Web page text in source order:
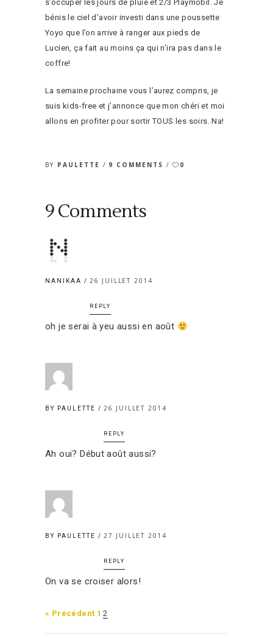
s’occuper les jours de pluie et 2/3 Playmobil. Je
bénis le ciel d’avoir investi dans une poussette
Yoyo que l’on arrive à ranger aux pieds de
Lucien, ça fait au moins ça qui n’ira pas dans le
coffre!
La semaine prochaine vous l’aurez compris, je
suis kids-free et j’annonce que mon chéri et moi
allons en profiter pour sortir TOUS les soirs. Na!
BY PAULETTE 9 COMMENTS 0
9 Comments
NANIKAA 26 JUILLET 2014
REPLY
oh je serai à yeu aussi en août
BY PAULETTE 26 JUILLET 2014
REPLY
Ah oui? Début août aussi?
BY PAULETTE 27 JUILLET 2014
REPLY
On va se croiser alors!
« Précédent 1 2